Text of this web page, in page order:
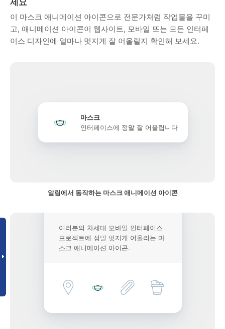
세요
이 마스크 애니메이션 아이콘으로 전문가처럼 작업물을 꾸미
고, 애니메이션 아이콘이 웹사이트, 모바일 또는 모든 인터페
이스 디자인에 얼마나 멋지게 잘 어울릴지 확인해 보세요.
마스크
인터페이스에 정말 잘 어울립니다
알림에서 동작하는 마스크 애니메이션 아이콘
여러분의 차세대 모바일 인터페이스
프로젝트에 정말 멋지게 어울리는 마
스크 애니메이션 아이콘.